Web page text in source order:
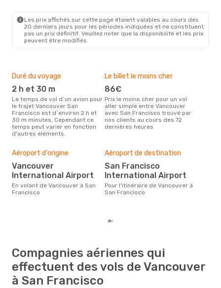
Les prix affichés sur cette page étaient valables au cours des
20 derniers jours pour les périodes indiquées et ne constituent
pas un prix définitif. Veuillez noter que la disponibilité et les prix
peuvent être modifiés.
Duré du voyage
2 h et 30 m
Le temps de vol d´un avion pour
le trajet Vancouver San
Francisco est d´environ 2 h et
30 m minutes, Cependant ce
temps peut varier en fonction
d'autres eléments.
Le billet le moins cher
86€
Prix le moins cher pour un vol
aller simple entre Vancouver
avec San Francisco trouvé par
nos clients au cours des 72
dernières heures
Aéroport d'origine
Vancouver
International Airport
En volant de Vancouver à San
Francisco
Aéroport de destination
San Francisco
International Airport
Pour l'itinéraire de Vancouver à
San Francisco
Compagnies aériennes qui
effectuent des vols de Vancouver
à San Francisco